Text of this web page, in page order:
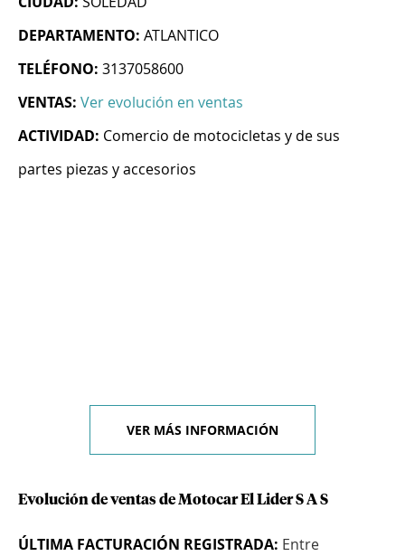
DEPARTAMENTO: ATLANTICO
TELÉFONO: 3137058600
VENTAS: Ver evolución en ventas
ACTIVIDAD: Comercio de motocicletas y de sus
partes piezas y accesorios
VER MÁS INFORMACIÓN
Evolución de ventas de Motocar El Lider S A S
ÚLTIMA FACTURACIÓN REGISTRADA: Entre